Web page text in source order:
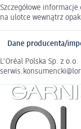
Szczegółowe
na ulotce wewnątrz
Dane producenta/
L'Oréal Polska Sp. z